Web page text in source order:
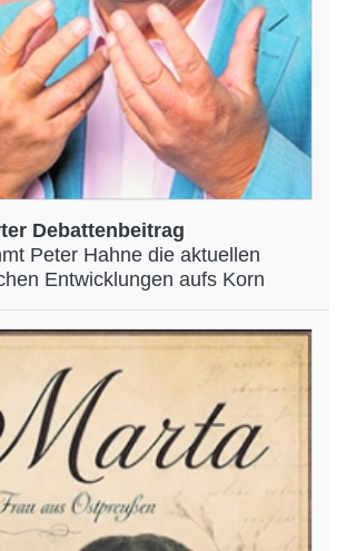
Debattenbeitrag
Peter Hahne die aktuellen
Entwicklungen aufs Korn